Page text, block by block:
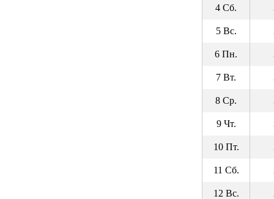
4 Сб.
5 Вс.
6 Пн.
7 Вт.
8 Ср.
9 Чт.
10 Пт.
11 Сб.
12 Вс.